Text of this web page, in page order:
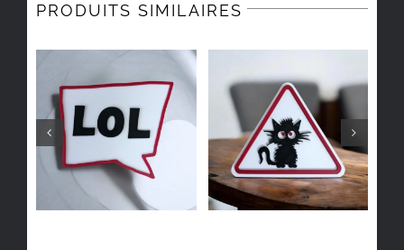
PRODUITS SIMILAIRES